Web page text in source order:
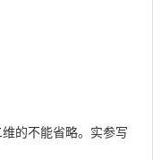
的不能省略。实参写